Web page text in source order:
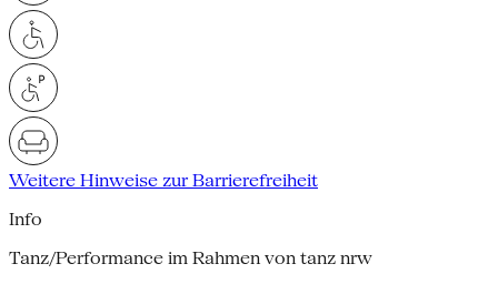
Weitere Hinweise zur Barrierefreiheit
Info
Tanz/Performance im Rahmen von tanz nrw